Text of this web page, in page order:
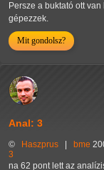
Persze a buktató ott
gépezzek.
Mit gondolsz?
Anal: 3
© Haszprus | bme
3
na 62 pont lett az